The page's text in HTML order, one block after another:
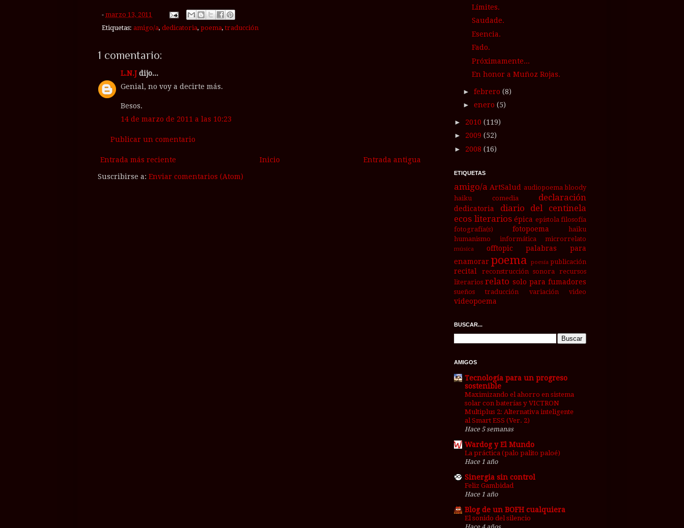
- marzo 13, 2011
Etiquetas: amigo/a, dedicatoria, poema,traducción
1 comentario:
L.N.J dijo...
Genial, no voy a decirte más.
Besos.
14 de marzo de 2011 a las 10:23
Publicar un comentario
Entrada más reciente Entrada antigua
Inicio
Suscribirse a: Enviar comentarios (Atom)
Límites.
Saudade.
Esencia.
Fado.
Próximamente...
En honor a Muñoz Rojas.
► febrero (8)
► enero (5)
► 2010 (119)
► 2009 (52)
► 2008 (16)
ETIQUETAS
amigo/a ArtSalud audiopoema bloody
haiku
comedia declaración
dedicatoria
diario del centinela
ecos literarios épica epístola filosofía
fotografía(s)
fotopoema
haiku
humanismo
informática microrrelato
música offtopic
palabras para
enamorar poema poesía publicación
recital reconstrucción sonora
recursos
literarios relato solo para fumadores
sueños traducción variación video
videopoema
BUSCAR...
AMIGOS
Tecnología para un progreso
sostenible
Maximizando el ahorro en sistema
solar con baterías y VICTRON
Multiplus 2: Alternativa inteligente
al Smart ESS (Ver. 2)
Hace 5 semanas
Wardog y El Mundo
La práctica (palo palito paloé)
Hace 1 año
Sinergia sin control
Feliz Gambidad
Hace 1 año
Blog de un BOFH cualquiera
El sonido del silencio
Hace 4 años